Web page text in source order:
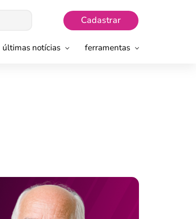
Cadastrar
últimas notícias ferramentas